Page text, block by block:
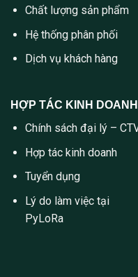
Chất lượng sản phẩm
Hệ thống phân phối
Dịch vụ khách hàng
HỢP TÁC KINH DOANH
Chính sách đại lý –
Hợp tác kinh doanh
Tuyển dụng
Lý do làm việc tại
PyLoRa